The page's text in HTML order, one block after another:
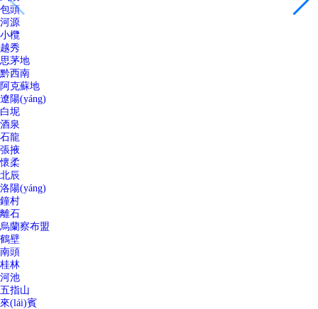
包頭
河源
小欖
越秀
思茅地
黔西南
阿克蘇地
遼陽(yáng)
白坭
酒泉
石龍
張掖
懷柔
北辰
洛陽(yáng)
鐘村
離石
烏蘭察布盟
鶴壁
南頭
桂林
河池
五指山
來(lái)賓